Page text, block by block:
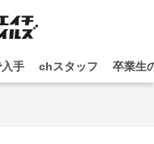
手 chスタッフ 卒業生